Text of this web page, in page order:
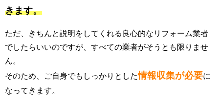
きます。
ただ、きちんと説明をしてくれる良心的なリフォーム業者
でしたらいいのですが、すべての業者がそうとも限りませ
ん。
そのため、ご自身でもしっかりとした情報収集が必要に
なってきます。